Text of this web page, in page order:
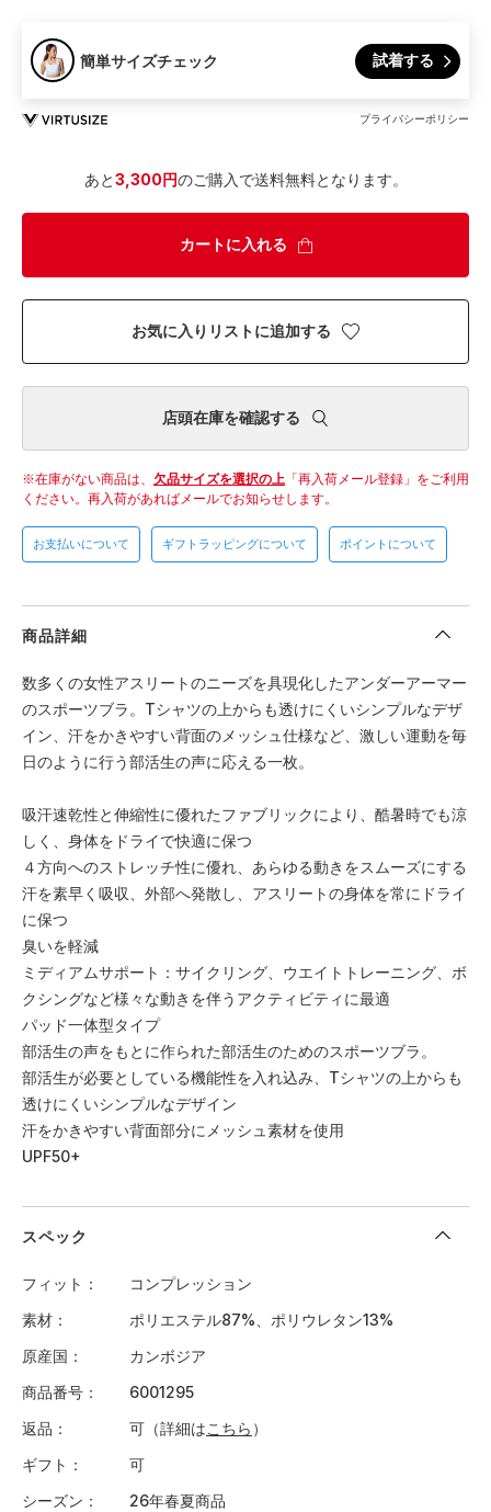
簡単サイズチェック 試着する
プライバシーポリシー
あと3,300円のご購入で送料無料となります。
カートに入れる
お気に入りリストに追加する
店頭在庫を確認する
在庫がない商品は、 欠品サイズを選択の上 「再入荷メール登録」をご利用
ください。 再入荷があればメールでお知らせします。
お支払いについて ギフトラッピングについて ポイントについて
商品詳細
数多くの女性アスリートのニーズを具現化したアンダーアーマー
のスポーツブラ。Tシャツの上からも透けにくいシンプルなデザ
イン、汗をかきやすい背面のメッシュ仕様など、激しい運動を毎
日のように行う部活生の声に応える一枚。
吸汗速乾性と伸縮性に優れたファブリックにより、酷暑時でも涼
しく、身体をドライで快適に保つ
４方向へのストレッチ性に優れ、あらゆる動きをスムーズにする
汗を素早く吸収、外部へ発散し、アスリートの身体を常にドライ
に保つ
臭いを軽減
ミディアムサポート：サイクリング、ウエイトトレーニング、ボ
クシングなど様々な動きを伴うアクティビティに最適
パッド一体型タイプ
部活生の声をもとに作られた部活生のためのスポーツブラ。
部活生が必要としている機能性を入れ込み、Tシャツの上からも
透けにくいシンプルなデザイン
汗をかきやすい背面部分にメッシュ素材を使用
UPF50+
スペック
フィット
コンプレッション
素材
ポリエステル87%、ポリウレタン13%
原産国
カンボジア
商品番号
6001295
返品
可（詳細はこちら ）
ギフト
可
シーズン
26年春夏商品